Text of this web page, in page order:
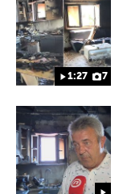
1:27 7